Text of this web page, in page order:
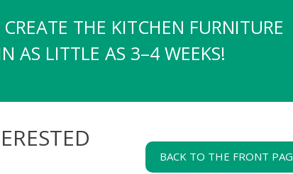
THE KITCHEN FURNITURE
AS LITTLE AS 3–4 WEEKS!
BACK TO THE FRONT